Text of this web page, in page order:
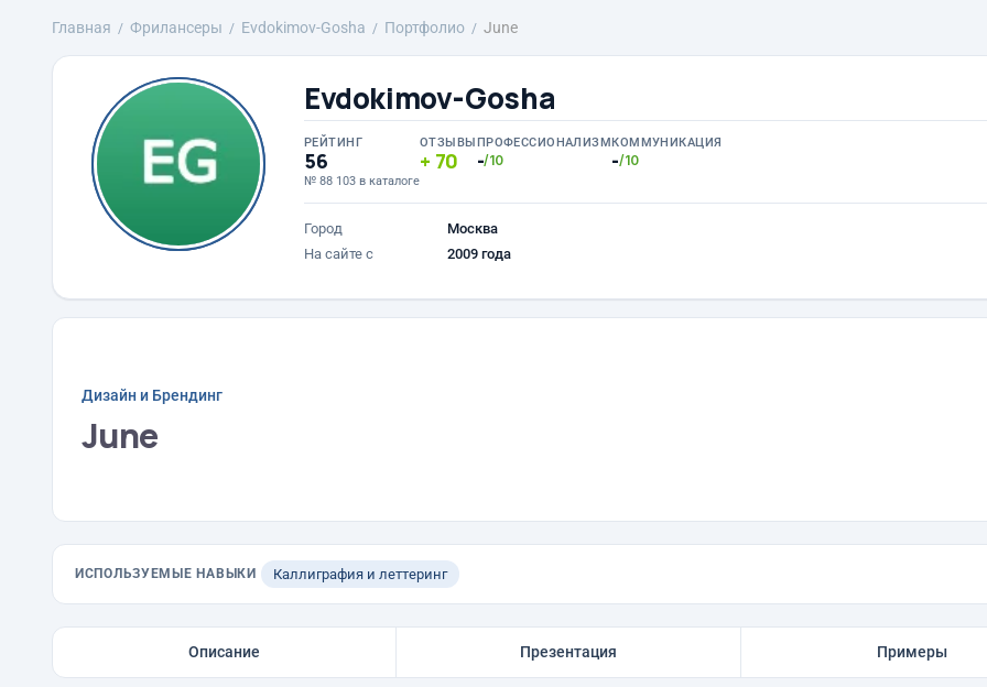
Главная Фрилансеры Evdokimov-Gosha Портфолио June
Evdokimov-Gosha
РЕЙТИНГ
56
№ 88 103 в каталоге
ОТЗЫВЫ
70
ПРОФЕССИОНАЛИЗМ
-/10
КОММУНИКАЦИЯ
-/10
Город
Москва
На сайте с
2009 года
Дизайн и Брендинг
June
ИСПОЛЬЗУЕМЫЕ НАВЫКИ Каллиграфия и леттеринг
Описание Презентация Примеры